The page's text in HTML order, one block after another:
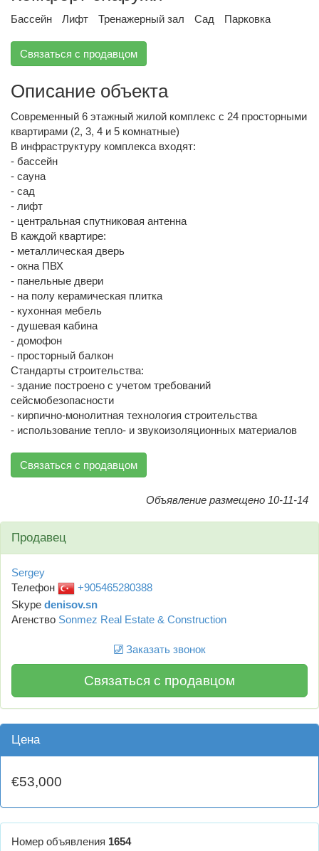
Бассейн Лифт Тренажерный зал Сад Парковка
Связаться с продавцом
Описание объекта
Современный 6 этажный жилой комплекс с 24 просторными
квартирами (2, 3, 4 и 5 комнатные)
В инфраструктуру комплекса входят:
- бассейн
- сауна
- сад
- лифт
- центральная спутниковая антенна
В каждой квартире:
- металлическая дверь
- окна ПВХ
- панельные двери
- на полу керамическая плитка
- кухонная мебель
- душевая кабина
- домофон
- просторный балкон
Стандарты строительства:
- здание построено с учетом требований
сейсмобезопасности
- кирпично-монолитная технология строительства
- использование тепло- и звукоизоляционных материалов
Связаться с продавцом
Объявление размещено 10-11-14
Продавец
Sergey
Телефон
+905465280388
Skype denisov.sn
Агенство Sonmez Real Estate & Construction
Заказать звонок
Связаться с продавцом
Цена
€53,000
Номер объявления 1654